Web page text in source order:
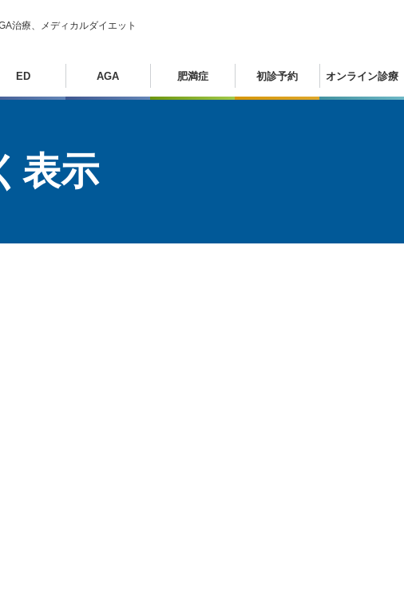
治療、 メディカルダイエット
ED AGA 肥満症 初診予約 オンライン診療
表示